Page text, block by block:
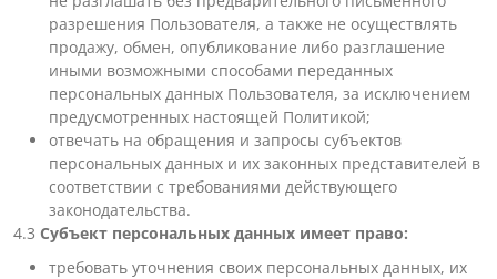
разрешения Пользователя, а также не осуществлять
продажу, обмен, опубликование либо разглашение
иными возможными способами переданных
персональных данных Пользователя, за исключением
предусмотренных настоящей Политикой;
отвечать на обращения и запросы субъектов
персональных данных и их законных представителей в
соответствии с требованиями действующего
законодательства.
4.3 Субъект персональных данных имеет право:
требовать уточнения своих персональных данных, их